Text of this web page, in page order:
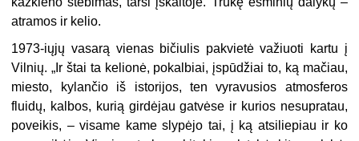
atramos ir kelio.
1973-iųjų vasarą vienas bičiulis pakvietė važiuoti kartu į
Vilnių. „Ir štai ta kelionė, pokalbiai, įspūdžiai to, ką mačiau,
miesto, kylančio iš istorijos, ten vyravusios atmosferos
fluidų, kalbos, kurią girdėjau gatvėse ir kurios nesupratau,
poveikis, – visame kame slypėjo tai, į ką atsiliepiau ir ko